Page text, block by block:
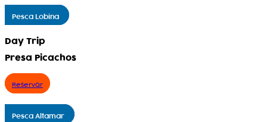
Pesca Lobina
Day Trip
Presa Picachos
Reservar
Pesca Altamar